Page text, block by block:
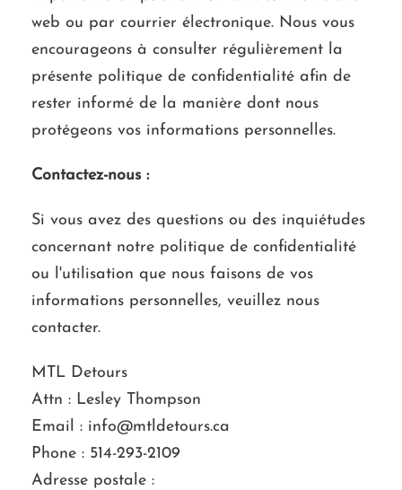
web ou par courrier électronique. Nous vous
encourageons à consulter régulièrement la
présente politique de confidentialité afin de
rester informé de la manière dont nous
protégeons vos informations personnelles.
Contactez-nous :
Si vous avez des questions ou des inquiétudes
concernant notre politique de confidentialité
ou l'utilisation que nous faisons de vos
informations personnelles, veuillez nous
contacter.
MTL Detours
Attn : Lesley Thompson
Email : info@mtldetours.ca
Phone : 514-293-2109
Adresse postale :